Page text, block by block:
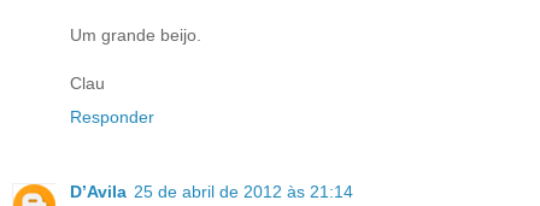
Um grande beijo.
Clau
Responder
D’Avila 25 de abril de 2012 às 21:14